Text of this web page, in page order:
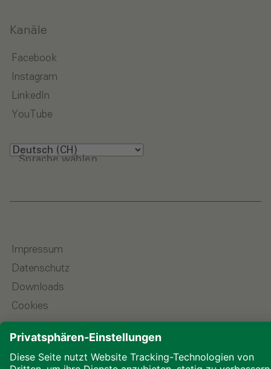
Kanäle
Facebook
Instagram
LinkedIn
YouTube
Sprache wählen
Impressum
Datenschutz
Downloads
Cookies
© 2026 ALHO Systembau – Ein Unternehmen der
ALHO Gruppe